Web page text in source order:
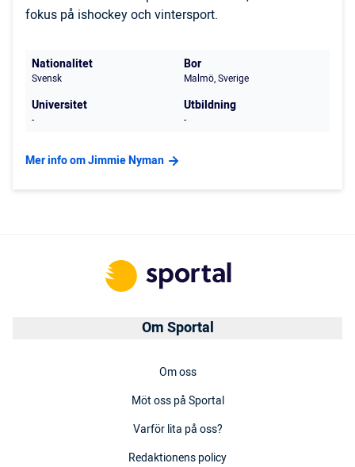
fokus på ishockey och vintersport.
Nationalitet
Svensk
Bor
Malmö, Sverige
Universitet
-
Utbildning
-
Mer info om Jimmie Nyman
Om Sportal
Om oss
Möt oss på Sportal
Varför lita på oss?
Redaktionens policy